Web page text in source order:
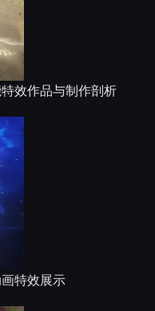
效作品与制作剖析
特效展示